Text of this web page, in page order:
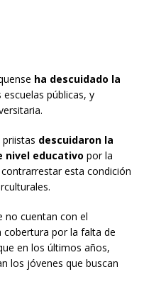
ha descuidado la
públicas, y
descuidaron la
nivel educativo por la
esta condición
no cuentan con el
cobertura por la falta de
en los últimos años,
los jóvenes que buscan